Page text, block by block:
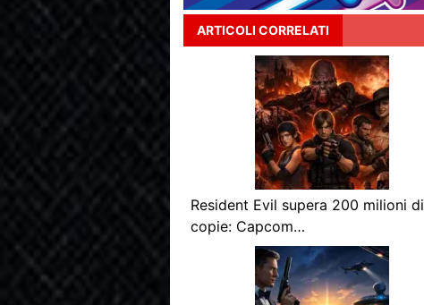
ARTICOLI CORRELATI
Resident Evil supera 200 milioni di
copie: Capcom…